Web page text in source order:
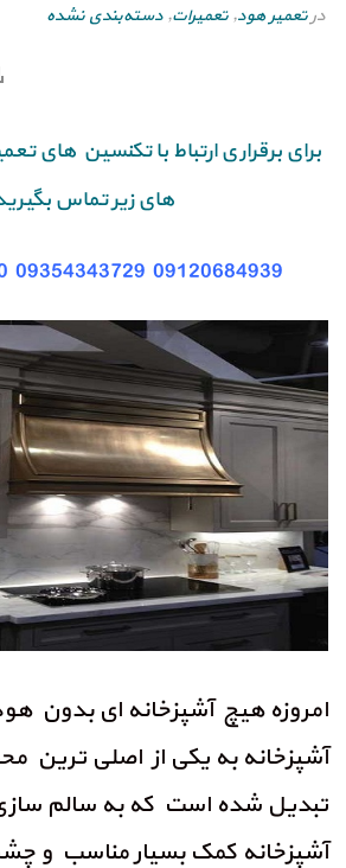
درتعمیر هود,تعمیرات,دسته‌بندی نشده
برای برقراری ارتباط با تکنسین های
های زیر تماس
09120684939
09354343729
امروزه هیچ آشپزخانه ای بدون
آشپزخانه به یکی از اصلی ترین
تبدیل شده است که به سالم
آشپزخانه کمک بسیار مناسب و